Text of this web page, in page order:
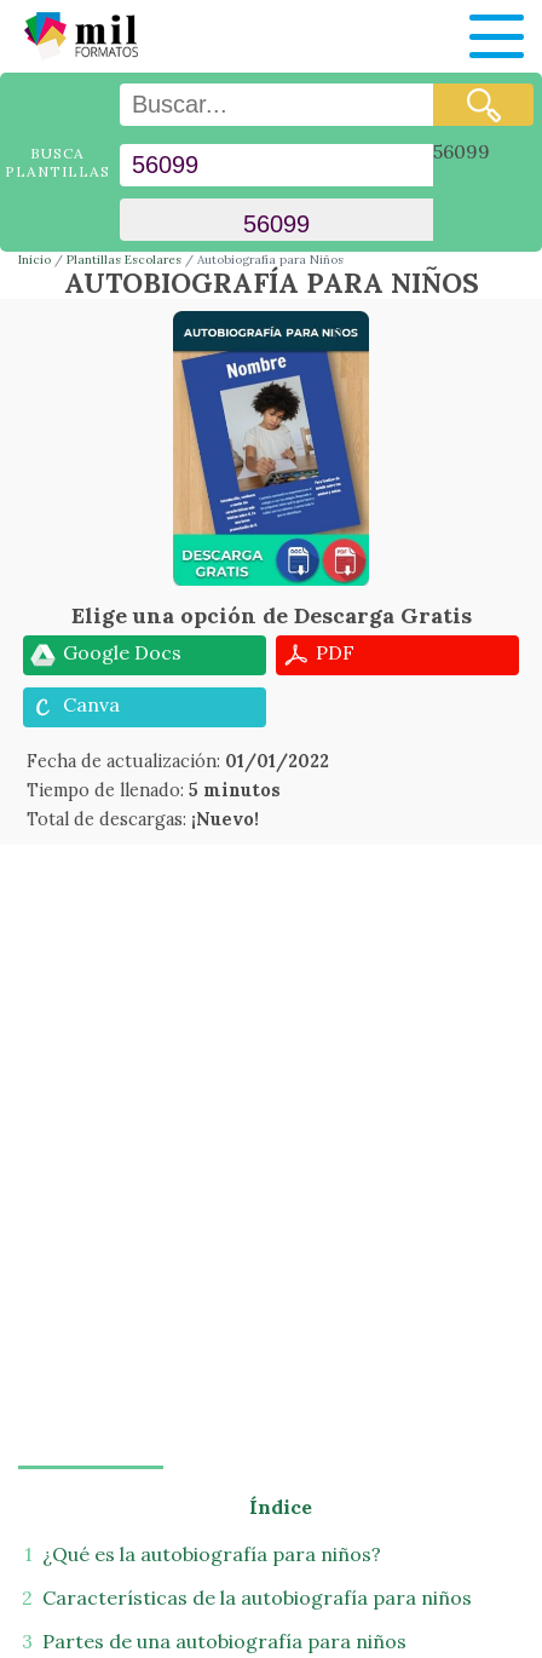
BUSCA
PLANTILLAS
56099
Inicio Plantillas Escolares Autobiografía para Niños
AUTOBIOGRAFÍA PARA NIÑOS
Elige una opción de Descarga Gratis
Google Docs PDF
Canva
Fecha de actualización: 01/01/2022
Tiempo de llenado:5 minutos
Total de descargas: ¡Nuevo!
Índice
¿Qué es la autobiografía para niños?
Características de la autobiografía para niños
Partes de una autobiografía para niños